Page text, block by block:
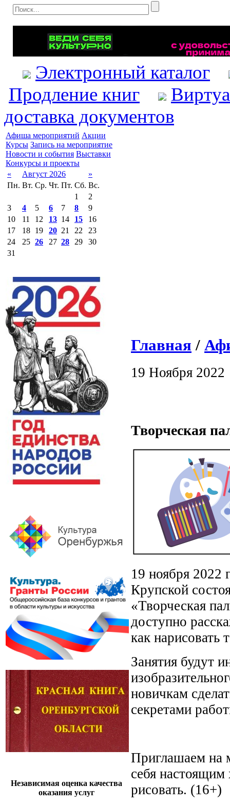
Электронный каталог
Продление книг
доставка документов
Афиша мероприятий Акции
Курсы Запись на мероприятие
Новости и события Выставки
Конкурсы и проекты
«
Август 2026
»
Пн. Вт. Ср. Чт. Пт. Сб. Вс.
1
2
3
4 5 6 7 8
9
10
11 12 13 14 15
16
17
18 19 20 21 22
23
24
25 26 27 28 29
30
31
Независимая оценка качества
оказания услуг
Главная /
19 Ноября 2022
Творческая
19 ноября 2022
Крупской
«Творческая
доступно
как нарисовать
Занятия будут
новичкам
секретами
Приглашаем на
себя
рисовать. (16+)